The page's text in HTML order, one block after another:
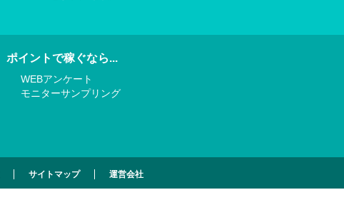
ポイントで稼ぐなら...
WEBアンケート
モニターサンプリング
サイトマップ 運営会社